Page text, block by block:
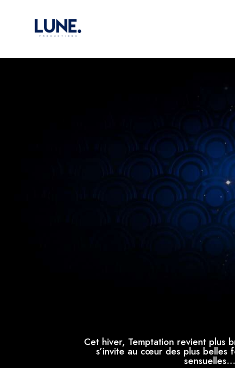
Cet hiver, Temptation revient plus
s’invite au cœur des plus belles